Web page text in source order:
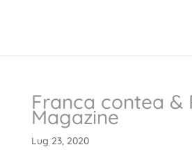
Franca contea &
Magazine
Lug 23, 2020